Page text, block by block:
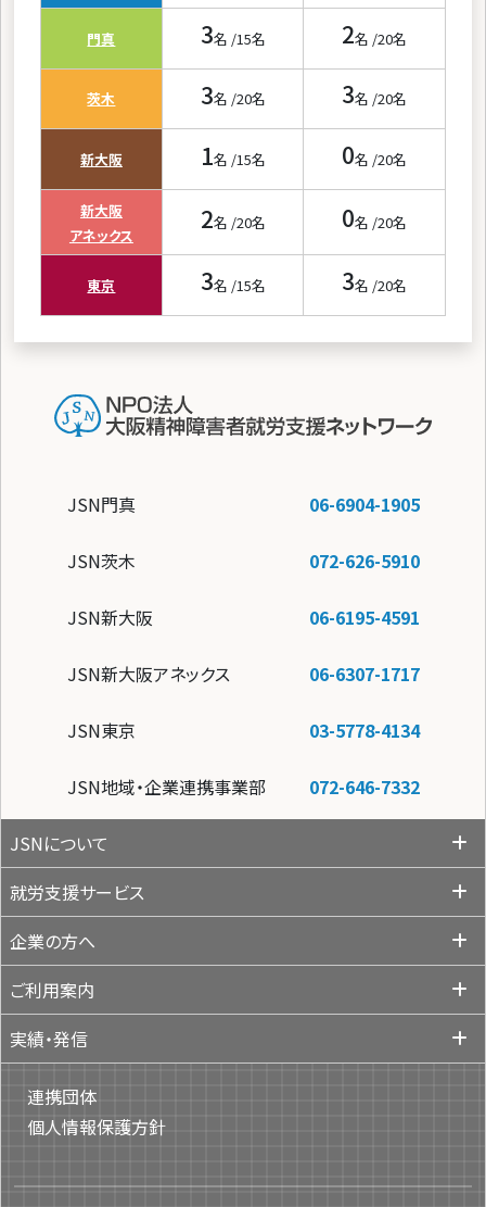
門真 3名 /15名 2名 /20名
茨木 3名 /20名 3名 /20名
新大阪 1名 /15名 0名 /20名
新大阪
アネックス
2名 /20名 0名 /20名
東京 3名 /15名 3名 /20名
JSN門真 06-6904-1905
JSN茨木 072-626-5910
JSN新大阪 06-6195-4591
JSN新大阪アネックス 06-6307-1717
JSN東京 03-5778-4134
JSN地域・企業連携事業部 072-646-7332
JSNについて
就労支援サービス
企業の方へ
ご利用案内
実績・発信
連携団体
個人情報保護方針